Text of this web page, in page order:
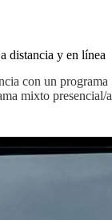
distancia y en línea
con un
mixto presencial/